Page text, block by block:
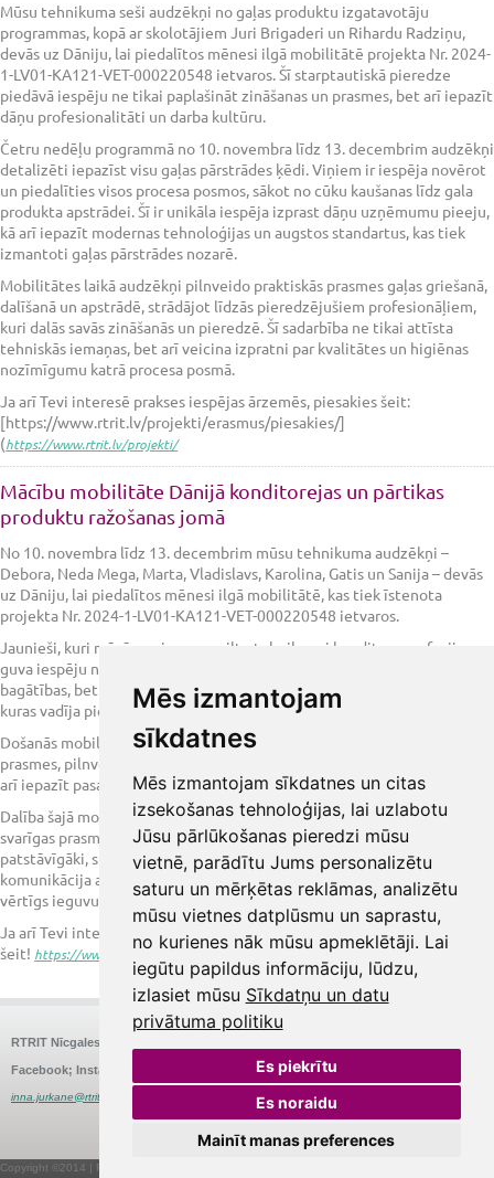
Mēs izmantojam
sīkdatnes
Mēs izmantojam sīkdatnes un citas
izsekošanas tehnoloģijas, lai uzlabotu
Jūsu pārlūkošanas pieredzi mūsu
vietnē, parādītu Jums personalizētu
saturu un mērķētas reklāmas, analizētu
mūsu vietnes datplūsmu un saprastu,
no kurienes nāk mūsu apmeklētāji. Lai
iegūtu papildus informāciju, lūdzu,
izlasiet mūsu Sīkdatņu un datu
privātuma politiku
Es piekrītu
Es noraidu
Mainīt manas preferences
Mūsu tehnikuma seši audzēkņi no gaļas produktu izgatavotāju
programmas, kopā ar skolotājiem Juri Brigaderi un Rihardu Radziņu,
devās uz Dāniju, lai piedalītos mēnesi ilgā mobilitātē projekta Nr. 2024-
1-LV01-KA121-VET-000220548 ietvaros. Šī starptautiskā pieredze
piedāvā iespēju ne tikai paplašināt zināšanas un prasmes, bet arī iepazīt
dāņu profesionalitāti un darba kultūru.
Četru nedēļu programmā no 10. novembra līdz 13. decembrim audzēkņi
detalizēti iepazīst visu gaļas pārstrādes ķēdi. Viņiem ir iespēja novērot
un piedalīties visos procesa posmos, sākot no cūku kaušanas līdz gala
produkta apstrādei. Šī ir unikāla iespēja izprast dāņu uzņēmumu pieeju,
kā arī iepazīt modernas tehnoloģijas un augstos standartus, kas tiek
izmantoti gaļas pārstrādes nozarē.
Mobilitātes laikā audzēkņi pilnveido praktiskās prasmes gaļas griešanā,
dalīšanā un apstrādē, strādājot līdzās pieredzējušiem profesionāļiem,
kuri dalās savās zināšanās un pieredzē. Šī sadarbība ne tikai attīsta
tehniskās iemaņas, bet arī veicina izpratni par kvalitātes un higiēnas
nozīmīgumu katrā procesa posmā.
Ja arī Tevi interesē prakses iespējas ārzemēs, piesakies šeit:
[https://www.rtrit.lv/projekti/erasmus/piesakies/]
(https://www.rtrit.lv/projekti/
Mācību mobilitāte Dānijā konditorejas un pārtikas
produktu ražošanas jomā
No 10. novembra līdz 13. decembrim mūsu tehnikuma audzēkņi –
Debora, Neda Mega, Marta, Vladislavs, Karolina, Gatis un Sanija – devās
uz Dāniju, lai piedalītos mēnesi ilgā mobilitātē, kas tiek īstenota
projekta Nr. 2024-1-LV01-KA121-VET-000220548 ietvaros.
Jaunieši, kuri mācās maizes un miltu tehniķa vai konditora profesiju,
guva iespēju ne tikai izzināt Roskildes pilsētu un tās kultūrvēsturiskās
bagātības, bet arī piedalīties izglītojošās un praktiskās nodarbībās,
kuras vadīja pieredzējuši dāņu pasniedzēji.
Došanās mobilitātē palīdz uzlabot audzēkņu patstāvību, angļu valodas
prasmes, pilnveidot profesionālās zināšanas un iegūt jaunus draugus, kā
arī iepazīt pasauli.
Dalība šajā mobilitātē sniedz jauniešiem iespēju attīstīt dažādas
svarīgas prasmes. Dzīvojot un mācoties svešā vidē, viņi kļūst
patstāvīgāki, spējupielāgoties un risināt dažādas situācijas. Pastāvīga
komunikācija angļu valodā palīdz pilnveidot valodas prasmes, kas būs
vērtīgs ieguvums gan profesionālajā, gan personiskajā dzīvē.
Ja arī Tevi interesē prakses iespējas ārzemēs- piesakies
šeit! https://www.rtrit.lv/projekti/erasmus/piesakies/
RTRIT Nīcgales
Facebook; Instagram: Struktūrvienības vadītāja: Inna Jurkāne
inna.jurkane@rtrit.lv
Copyright ©2014 | Rīgas Tūrisma un radošās industrijas